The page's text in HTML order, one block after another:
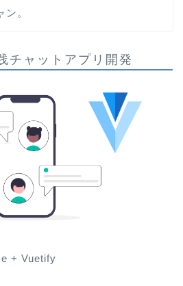
。
チャットアプリ開発
+ Vuetify